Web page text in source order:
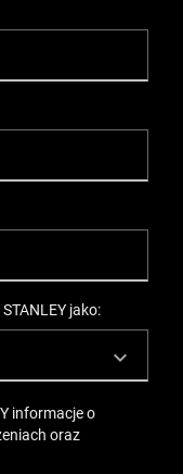
jako:
informacje o
oraz